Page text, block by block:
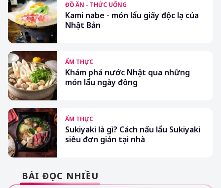
ĐỒ ĂN - THỨC UỐNG
Kami nabe - món lẩu giấy độc lạ của
Nhật Bản
ẨM THỰC
Khám phá nước Nhật qua những
món lẩu ngày đông
ẨM THỰC
Sukiyaki là gì? Cách nấu lẩu Sukiyaki
siêu đơn giản tại nhà
BÀI ĐỌC NHIỀU